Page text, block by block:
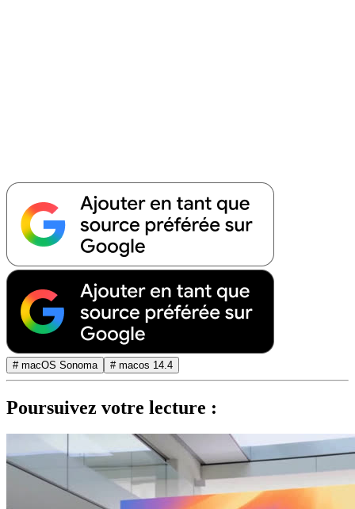
# macOS Sonoma # macos 14.4
Poursuivez votre lecture :